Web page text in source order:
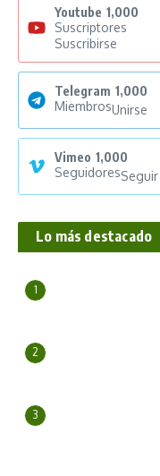
Youtube 1,000
Suscriptores
Suscribirse
Telegram 1,000
MiembrosUnirse
Vimeo 1,000
SeguidoresSeguir
Lo más destacado
1
2
3